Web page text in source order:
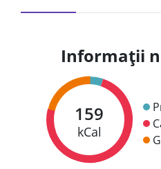
Informații
159
kCal